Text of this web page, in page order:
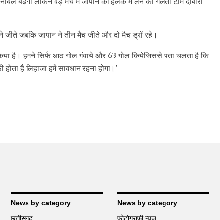
जीते जबकि जापान ने तीन मैच जीते और दो मैच ड्रॉ रहे।
है। हमने सिर्फ आठ गोल गंवाये और 63 गोल कियेजिससे पता चलता है कि
है लिहाजा हमें सावधान रहना होगा।'
News by category
छत्तीसगढ़
News by category
फोटोग्राफी न्यूज़